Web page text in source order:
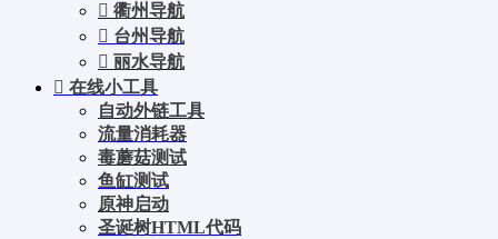
衢州导航
台州导航
丽水导航
在线小工具
自动外链工具
流量消耗器
毒蘑菇测试
鱼缸测试
原神启动
圣诞树HTML代码